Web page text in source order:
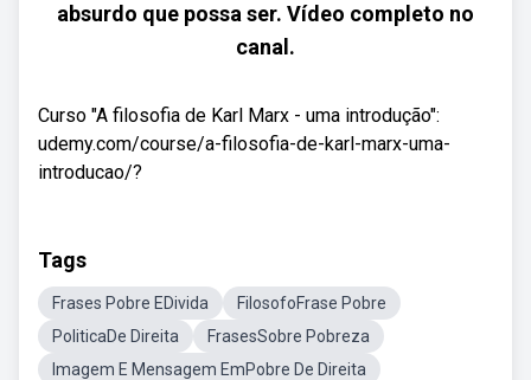
absurdo que possa ser. Vídeo completo no
canal.
Curso "A filosofia de Karl Marx - uma introdução":
udemy.com/course/a-filosofia-de-karl-marx-uma-
introducao/?
Tags
Frases Pobre EDivida
FilosofoFrase Pobre
PoliticaDe Direita
FrasesSobre Pobreza
Imagem E Mensagem EmPobre De Direita